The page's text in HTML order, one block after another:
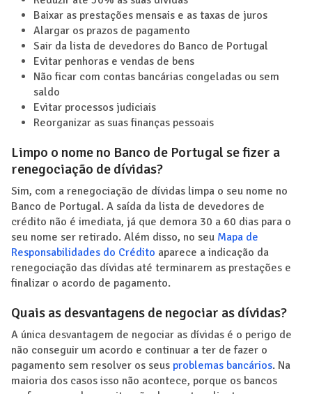
Baixar as prestações mensais e as taxas de juros
Alargar os prazos de pagamento
Sair da lista de devedores do Banco de Portugal
Evitar penhoras e vendas de bens
Não ficar com contas bancárias congeladas ou sem
saldo
Evitar processos judiciais
Reorganizar as suas finanças pessoais
Limpo o nome no Banco de Portugal se fizer a
renegociação de dívidas?
Sim, com a renegociação de dívidas limpa o seu nome no
Banco de Portugal. A saída da lista de devedores de
crédito não é imediata, já que demora 30 a 60 dias para o
seu nome ser retirado. Além disso, no seu Mapa de
Responsabilidades do Crédito aparece a indicação da
renegociação das dívidas até terminarem as prestações e
finalizar o acordo de pagamento.
Quais as desvantagens de negociar as dívidas?
A única desvantagem de negociar as dívidas é o perigo de
não conseguir um acordo e continuar a ter de fazer o
pagamento sem resolver os seus problemas bancários. Na
maioria dos casos isso não acontece, porque os bancos